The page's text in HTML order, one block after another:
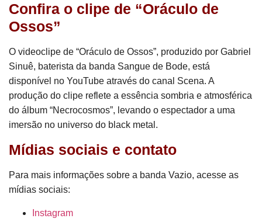
Confira o clipe de “Oráculo de
Ossos”
O videoclipe de “Oráculo de Ossos”, produzido por Gabriel
Sinuê, baterista da banda Sangue de Bode, está
disponível no YouTube através do canal Scena. A
produção do clipe reflete a essência sombria e atmosférica
do álbum “Necrocosmos”, levando o espectador a uma
imersão no universo do black metal.
Mídias sociais e contato
Para mais informações sobre a banda Vazio, acesse as
mídias sociais:
Instagram